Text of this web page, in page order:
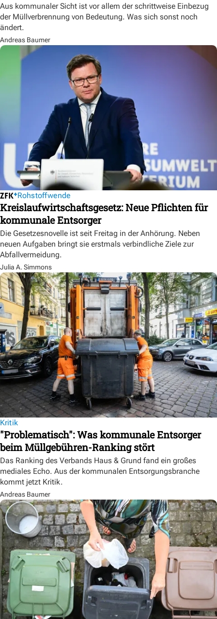
Aus kommunaler Sicht ist vor allem der schrittweise Einbezug
der Müllverbrennung von Bedeutung. Was sich sonst noch
ändert.
Andreas Baumer
Rohstoffwende
Kreislaufwirtschaftsgesetz: Neue Pflichten für
kommunale Entsorger
Die Gesetzesnovelle ist seit Freitag in der Anhörung. Neben
neuen Aufgaben bringt sie erstmals verbindliche Ziele zur
Abfallvermeidung.
Julia A. Simmons
Kritik
"Problematisch": Was kommunale Entsorger
beim Müllgebühren-Ranking stört
Das Ranking des Verbands Haus & Grund fand ein großes
mediales Echo. Aus der kommunalen Entsorgungsbranche
kommt jetzt Kritik.
Andreas Baumer